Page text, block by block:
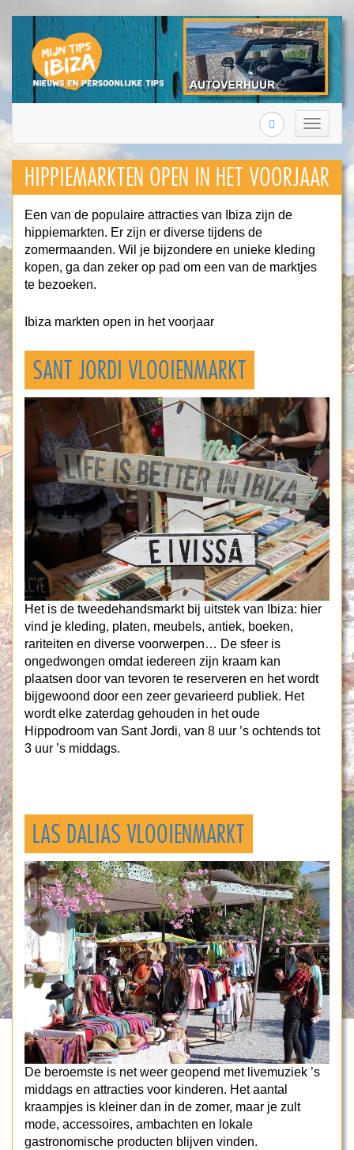
Toggle
navigation
Search
HIPPIEMARKTEN OPEN IN HET VOORJAAR
Een van de populaire attracties van Ibiza zijn de
hippiemarkten. Er zijn er diverse tijdens de
zomermaanden. Wil je bijzondere en unieke kleding
kopen, ga dan zeker op pad om een van de marktjes
te bezoeken.
Ibiza markten open in het voorjaar
SANT JORDI VLOOIENMARKT
Het is de tweedehandsmarkt bij uitstek van Ibiza: hier
vind je kleding, platen, meubels, antiek, boeken,
rariteiten en diverse voorwerpen… De sfeer is
ongedwongen omdat iedereen zijn kraam kan
plaatsen door van tevoren te reserveren en het wordt
bijgewoond door een zeer gevarieerd publiek. Het
wordt elke zaterdag gehouden in het oude
Hippodroom van Sant Jordi, van 8 uur ’s ochtends tot
3 uur ’s middags.
LAS DALIAS VLOOIENMARKT
De beroemste is net weer geopend met livemuziek ’s
middags en attracties voor kinderen. Het aantal
kraampjes is kleiner dan in de zomer, maar je zult
mode, accessoires, ambachten en lokale
gastronomische producten blijven vinden.